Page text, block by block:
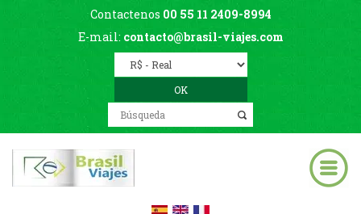
Contactenos 00 55 11 2409-8994
E-mail: contacto@brasil-viajes.com